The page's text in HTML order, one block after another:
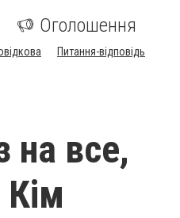
Оголошення
Питання-відповідь
на все,